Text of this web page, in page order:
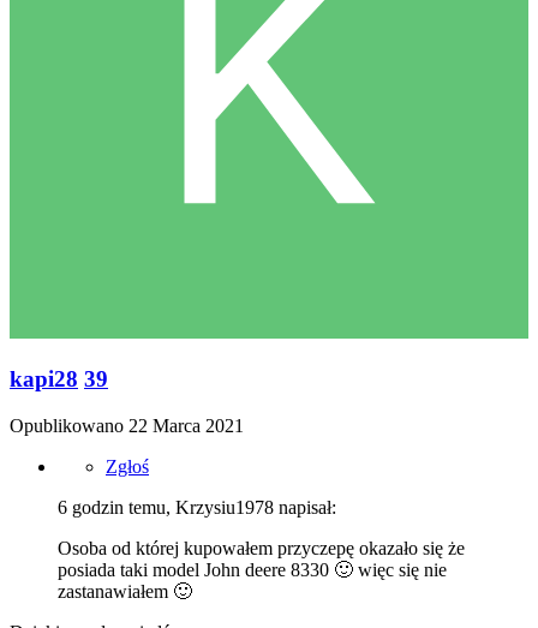
kapi28 39
Opublikowano 22 Marca 2021
Zgłoś
6 godzin temu, Krzysiu1978 napisał:
Osoba od której kupowałem przyczepę okazało się że
posiada taki model John deere 8330 🙂 więc się nie
zastanawiałem 🙂